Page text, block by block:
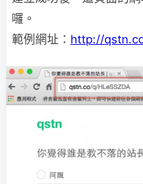
囉。
範例網址： http://